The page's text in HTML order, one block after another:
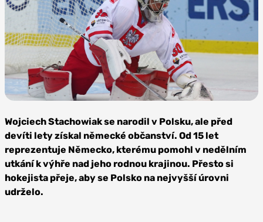
Depositphotos
Wojciech Stachowiak se narodil v Polsku, ale před
devíti lety získal německé občanství. Od 15 let
reprezentuje Německo, kterému pomohl v nedělním
utkání k výhře nad jeho rodnou krajinou. Přesto si
hokejista přeje, aby se Polsko na nejvyšší úrovni
udrželo.